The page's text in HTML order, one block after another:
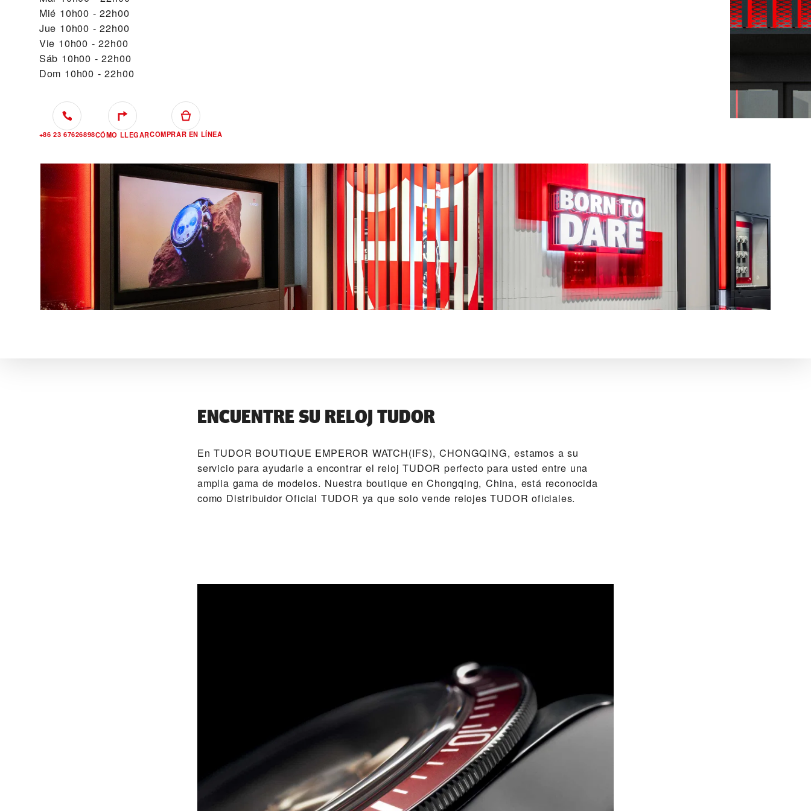
Mié 10h00 - 22h00
Jue 10h00 - 22h00
Vie 10h00 - 22h00
Sáb 10h00 - 22h00
Dom 10h00 - 22h00
+86 23 67626898CÓMO LLEGARCOMPRAR EN LÍNEA
ENCUENTRE SU RELOJ TUDOR
En ‭TUDOR BOUTIQUE EMPEROR WATCH(IFS), CHONGQING‬, estamos a su
servicio para ayudarle a encontrar el reloj TUDOR perfecto para usted entre una
amplia gama de modelos. Nuestra boutique en Chongqing, China, está reconocida
como Distribuidor Oficial TUDOR ya que solo vende relojes TUDOR oficiales.